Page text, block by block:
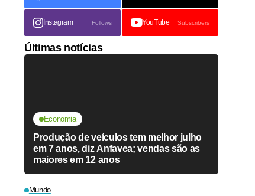
Instagram Follows YouTube Subscribers
Últimas notícias
Economia
Produção de veículos tem melhor julho
em 7 anos, diz Anfavea; vendas são as
maiores em 12 anos
Mundo